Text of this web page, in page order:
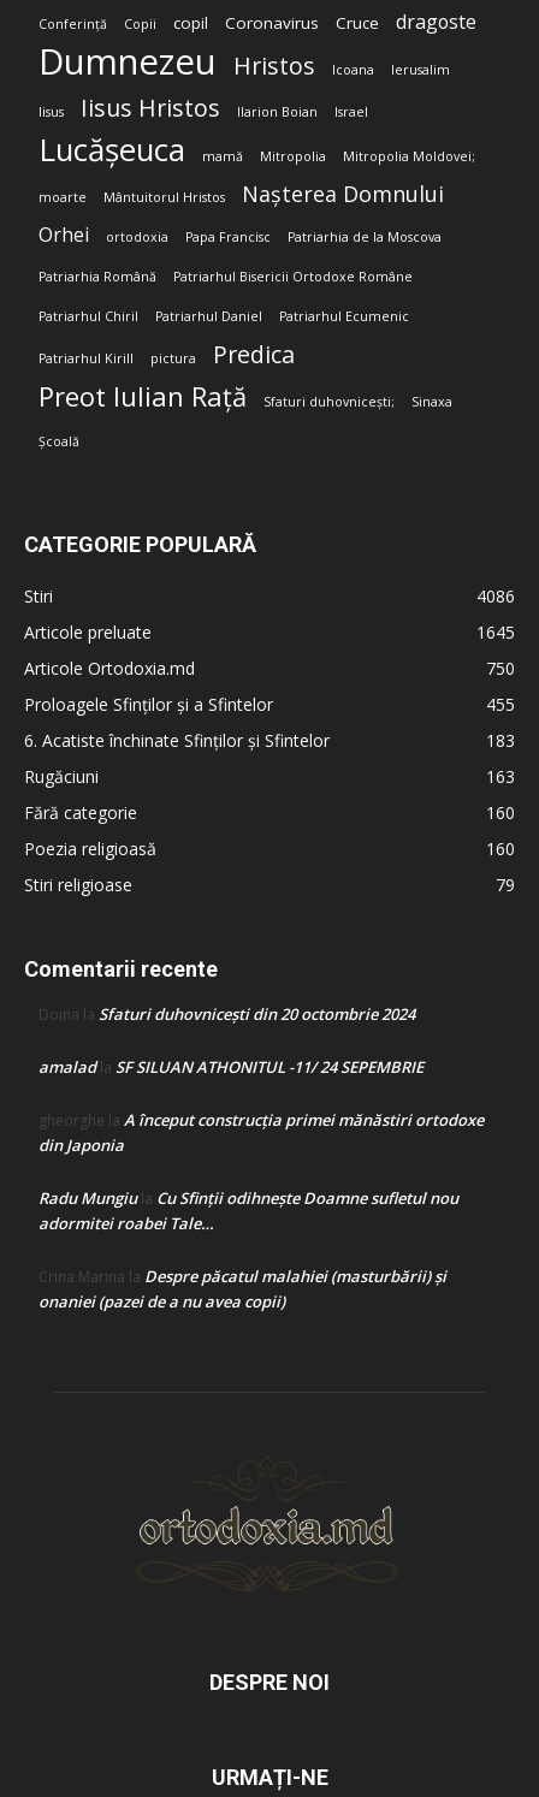
Conferință Copii copil Coronavirus Cruce dragoste
Dumnezeu Hristos Icoana Ierusalim
Iisus Iisus Hristos Ilarion Boian Israel
Lucășeuca mamă Mitropolia Mitropolia Moldovei;
moarte Mântuitorul Hristos Nașterea Domnului
Orhei ortodoxia Papa Francisc Patriarhia de la Moscova
Patriarhia Română Patriarhul Bisericii Ortodoxe Române
Patriarhul Chiril Patriarhul Daniel Patriarhul Ecumenic
Patriarhul Kirill pictura Predica
Preot Iulian Rață Sfaturi duhovnicești; Sinaxa
Școală
CATEGORIE POPULARĂ
Stiri
4086
Articole preluate
1645
Articole Ortodoxia.md
750
Proloagele Sfinților și a Sfintelor
455
6. Acatiste închinate Sfinților și Sfintelor
183
Rugăciuni
163
Fără categorie
160
Poezia religioasă
160
Stiri religioase
79
Comentarii recente
Doina la Sfaturi duhovnicești din 20 octombrie 2024
amaladla SF SILUAN ATHONITUL -11/ 24 SEPEMBRIE
gheorghe la A început construcţia primei mănăstiri ortodoxe
din Japonia
Radu Mungiula Cu Sfinții odihnește Doamne sufletul nou
adormitei roabei Tale…
Crina Marina la Despre păcatul malahiei (masturbării) şi
onaniei (pazei de a nu avea copii)
DESPRE NOI
URMAȚI-NE